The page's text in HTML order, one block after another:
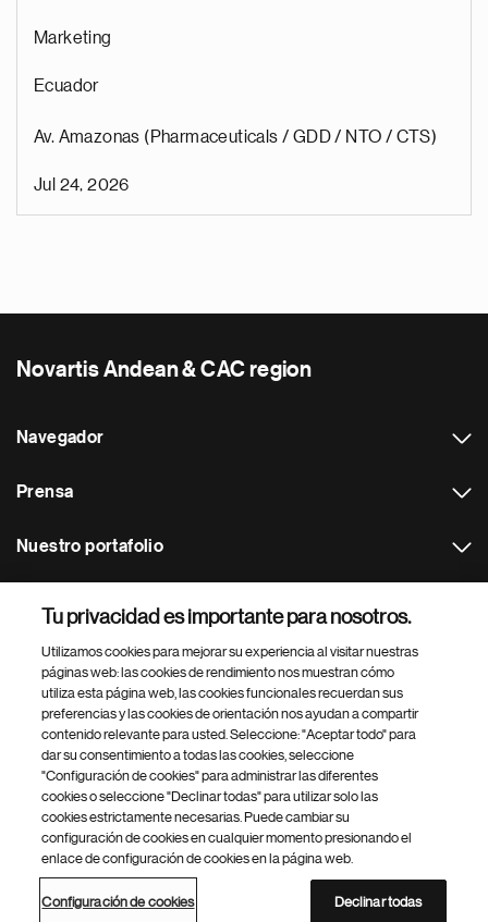
Marketing
Ecuador
Av. Amazonas (Pharmaceuticals / GDD / NTO / CTS)
Jul 24, 2026
Novartis Andean & CAC region
Navegador
Prensa
Nuestro portafolio
Footer Site Search
inferior
del
© 2026 Novartis AG
Política de privacidad Términos de uso
Accesibilidad
Configuración de cookies
Mapa del sitio
Tu privacidad es importante para nosotros.
Utilizamos cookies para mejorar su experiencia al visitar nuestras
páginas web: las cookies de rendimiento nos muestran cómo
utiliza esta página web, las cookies funcionales recuerdan sus
preferencias y las cookies de orientación nos ayudan a compartir
contenido relevante para usted. Seleccione: "Aceptar todo" para
dar su consentimiento a todas las cookies, seleccione
"Configuración de cookies" para administrar las diferentes
cookies o seleccione "Declinar todas" para utilizar solo las
cookies estrictamente necesarias. Puede cambiar su
configuración de cookies en cualquier momento presionando el
enlace de configuración de cookies en la página web.
Configuración de cookies Declinar todas